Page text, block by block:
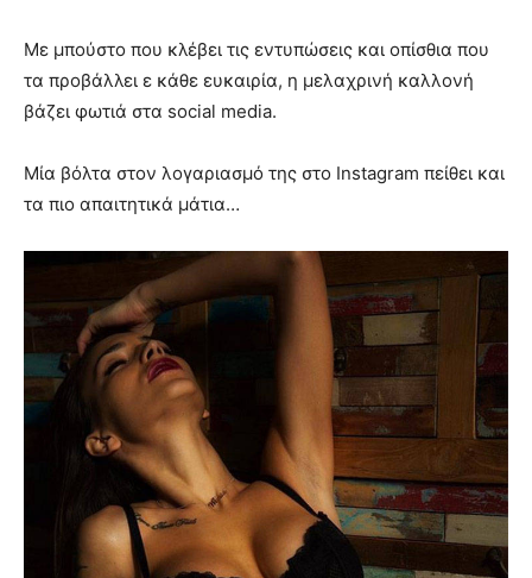
Με μπούστο που κλέβει τις εντυπώσεις και οπίσθια που
τα προβάλλει ε κάθε ευκαιρία, η μελαχρινή καλλονή
βάζει φωτιά στα social media.
Μία βόλτα στον λογαριασμό της στο Instagram πείθει και
τα πιο απαιτητικά μάτια…